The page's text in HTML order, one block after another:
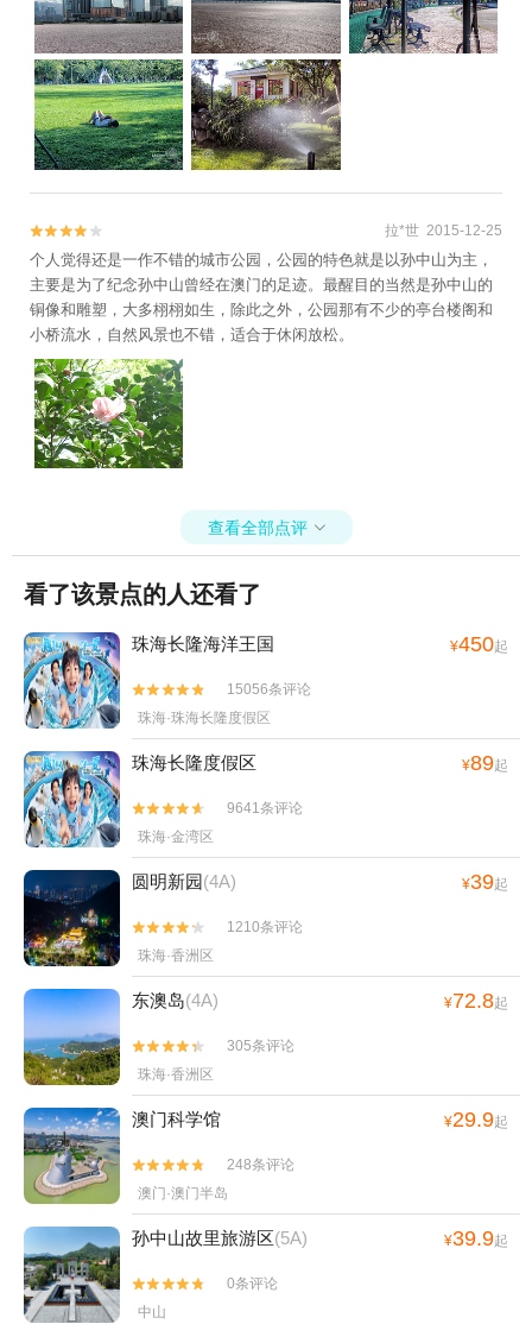

 拉*世 2015-12-25
个人觉得还是一作不错的城市公园，公园的特色就是以孙中山为主，
主要是为了纪念孙中山曾经在澳门的足迹。最醒目的当然是孙中山的
铜像和雕塑，大多栩栩如生，除此之外，公园那有不少的亭台楼阁和
小桥流水，自然风景也不错，适合于休闲放松。
查看全部点评 
看了该景点的人还看了
珠海长隆海洋王国 ¥450起


15056条评论
珠海·珠海长隆度假区
珠海长隆度假区 ¥89起


9641条评论
珠海·金湾区
圆明新园(4A) ¥39起


1210条评论
珠海·香洲区
东澳岛(4A) ¥72.8起


305条评论
珠海·香洲区
澳门科学馆 ¥29.9起


248条评论
澳门·澳门半岛
孙中山故里旅游区(5A) ¥39.9起


0条评论
中山